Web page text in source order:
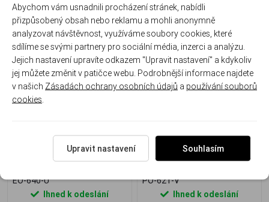
Stříbrné náušnice kočky s
modrým opálem a zirkony –
něžná elegance s jiskrou
EO-640-U
Ihned k odeslání
Stříbrný přívěsek s bílým
opálem – zářivá jemnost
PO-621-V
Ihned k odeslání
Abychom vám usnadnili procházení stránek, nabídli
přizpůsobený obsah nebo reklamu a mohli anonymně
analyzovat návštěvnost, využíváme soubory cookies, které
sdílíme se svými partnery pro sociální média, inzerci a analýzu.
Jejich nastavení upravíte odkazem "Upravit nastavení" a kdykoliv
jej můžete změnit v patičce webu. Podrobnější informace najdete
v našich Zásadách ochrany osobních údajů a používání souborů
cookies
Upravit nastavení Souhlasím